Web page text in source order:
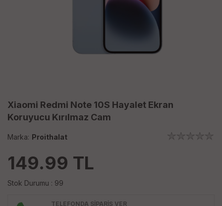
Xiaomi Redmi Note 10S Hayalet Ekran
Koruyucu Kırılmaz Cam
Marka: Proithalat
149.99 TL
Stok Durumu : 99
TELEFONDA SİPARİŞ VER